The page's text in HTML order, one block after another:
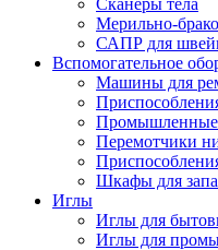
Сканеры тела
Мерильно-
САПР для
Вспомогательное
Машины для
Промышленные
Перемотчики
Шкафы для
Иглы
Иглы для
Иглы для